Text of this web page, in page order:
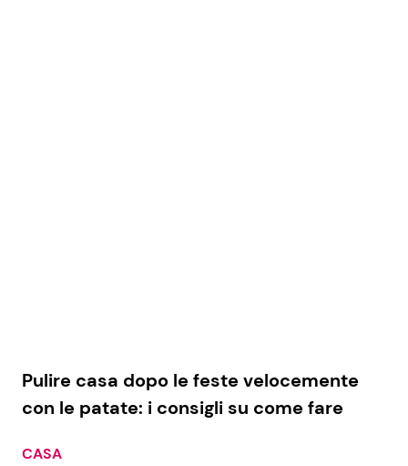
Pulire casa dopo le feste velocemente
con le patate: i consigli su come fare
CASA